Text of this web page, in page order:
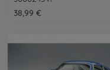
38,99 €